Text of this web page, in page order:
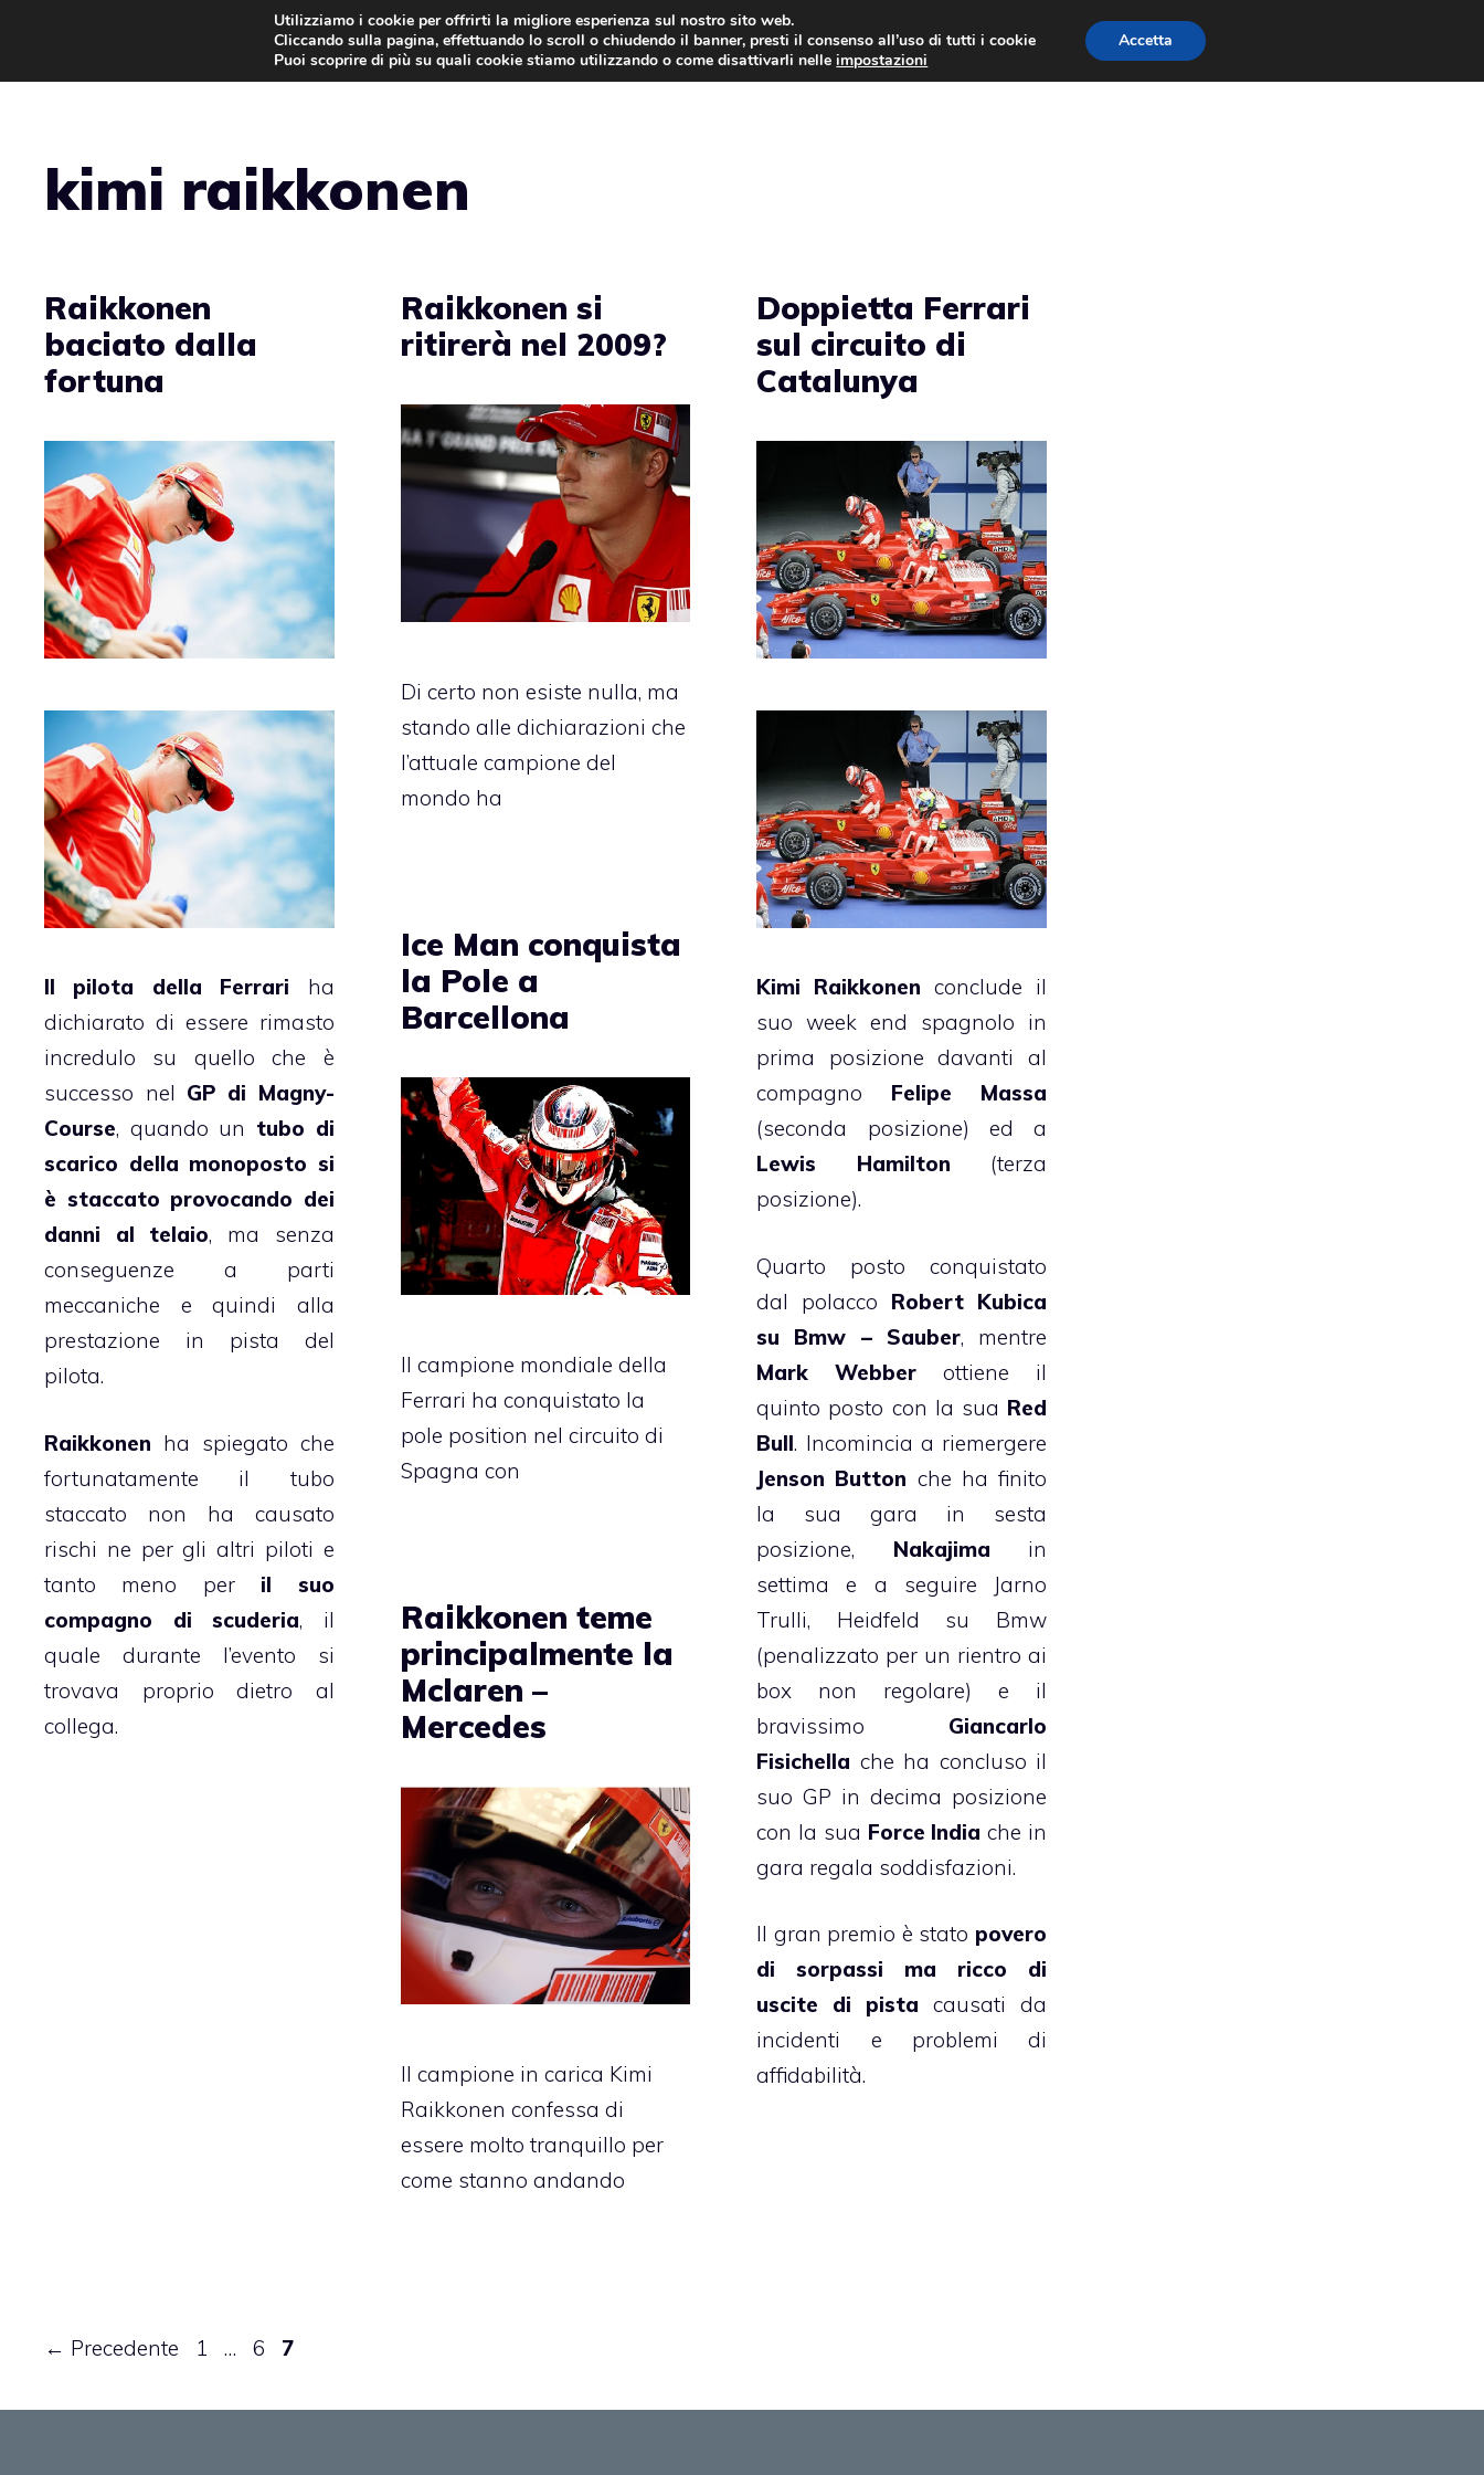
contenuto
AUTO NEWS EVENTI E FIERE
kimi raikkonen
Raikkonen
baciato dalla
fortuna
Il pilota della Ferrari ha
dichiarato di essere rimasto
incredulo su quello che è
successo nel GP di Magny-
Course, quando un tubo di
scarico della monoposto si
è staccato provocando dei
danni al telaio, ma senza
conseguenze a parti
meccaniche e quindi alla
prestazione in pista del
pilota.
Raikkonen ha spiegato che
fortunatamente il tubo
staccato non ha causato
rischi ne per gli altri piloti e
tanto meno per il suo
compagno di scuderia, il
quale durante l’evento si
trovava proprio dietro al
collega.
Raikkonen si
ritirerà nel 2009?
Di certo non esiste nulla, ma
stando alle dichiarazioni che
l’attuale campione del
mondo ha
Doppietta Ferrari
sul circuito di
Catalunya
Kimi Raikkonenconclude il
suo week end spagnolo in
prima posizione davanti al
compagno Felipe Massa
(seconda posizione) ed a
Lewis Hamilton (terza
posizione).
Quarto posto conquistato
dal polacco Robert Kubica
su Bmw – Sauber, mentre
Mark Webber ottiene il
quinto posto con la sua Red
Bull. Incomincia a riemergere
Jenson Button che ha finito
la sua gara in sesta
posizione, Nakajima in
settima e a seguire Jarno
Trulli, Heidfeld su Bmw
(penalizzato per un rientro ai
box non regolare) e il
bravissimo Giancarlo
Fisichella che ha concluso il
suo GP in decima posizione
con la sua Force Indiache in
gara regala soddisfazioni.
Il gran premio è stato povero
di sorpassi ma ricco di
uscite di pistacausati da
incidenti e problemi di
affidabilità.
Ice Man conquista
la Pole a
Barcellona
Il campione mondiale della
Ferrari ha conquistato la
pole position nel circuito di
Spagna con
Raikkonen teme
principalmente la
Mclaren –
Mercedes
Il campione in carica Kimi
Raikkonen confessa di
essere molto tranquillo per
come stanno andando
← Precedente Pagina
1 … Pagina
6 Pagina
7
Utilizziamo i cookie per offrirti la migliore esperienza sul nostro sito web.
Cliccando sulla pagina, effettuando lo scroll o chiudendo il banner, presti il consenso all’uso di tutti i cookie
Puoi scoprire di più su quali cookie stiamo utilizzando o come disattivarli nelleimpostazioni
Accetta